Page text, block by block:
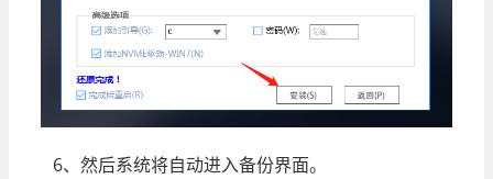
6、然后系统将自动进入备份界面。